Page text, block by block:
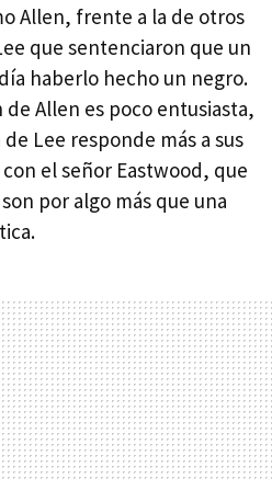
Allen, frente a la de otros
que sentenciaron que un
haberlo hecho un negro.
Allen es poco entusiasta,
Lee responde más a sus
el señor Eastwood, que
por algo más que una